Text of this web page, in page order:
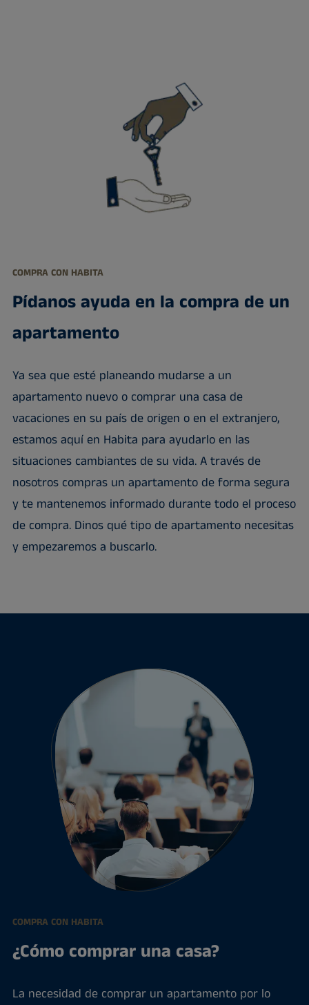
COMPRA CON HABITA
Pídanos ayuda en la compra de un
apartamento
Ya sea que esté planeando mudarse a un
apartamento nuevo o comprar una casa de
vacaciones en su país de origen o en el extranjero,
estamos aquí en Habita para ayudarlo en las
situaciones cambiantes de su vida. A través de
nosotros compras un apartamento de forma segura
y te mantenemos informado durante todo el proceso
de compra. Dinos qué tipo de apartamento necesitas
y empezaremos a buscarlo.
COMPRA CON HABITA
¿Cómo comprar una casa?
La necesidad de comprar un apartamento por lo